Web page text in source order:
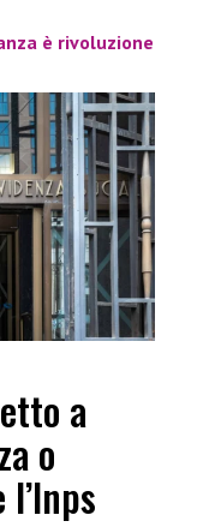
è rivoluzione
a
o